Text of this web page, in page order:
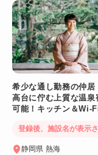
希少な通し勤務の仲居
高台に佇む上質な温泉
可能！キッチン＆Wi-
登録後、施設名が表示
静岡県 熱海